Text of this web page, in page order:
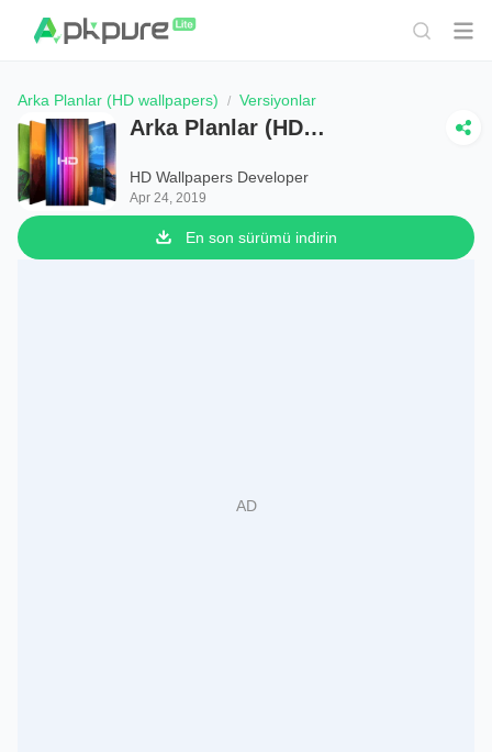
Arka Planlar (HD wallpapers) Versiyonlar
Arka Planlar (HD
HD Wallpapers Developer
Apr 24, 2019
En son sürümü indirin